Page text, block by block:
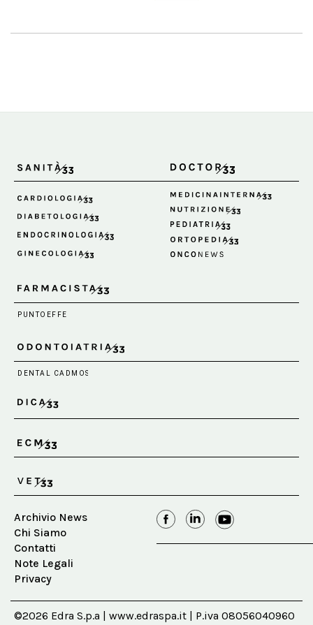
Archivio News
Chi Siamo
Contatti
Note Legali
Privacy
©2026 Edra S.p.a | www.edraspa.it | P.iva 08056040960